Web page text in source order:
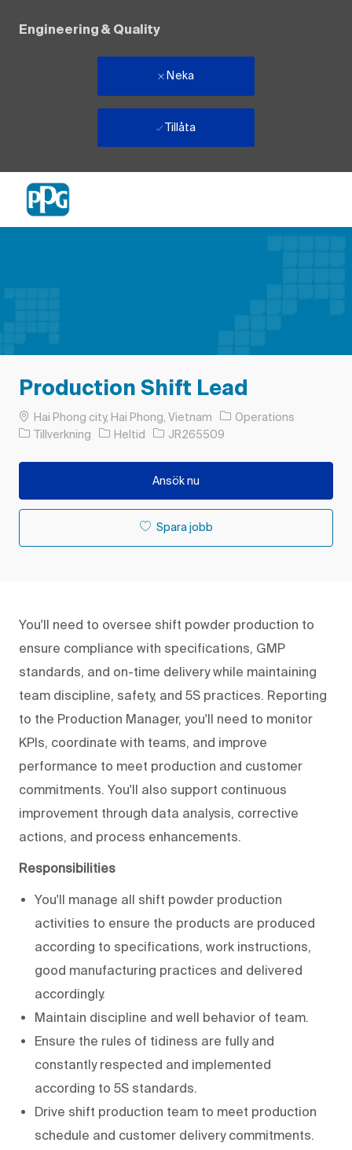
Engineering & Quality
Neka
Tillåta
Production Shift Lead
PlatsHai Phong city, Hai Phong, Vietnam
Operations
Kategori
Tillverkning Typ av jobb
Heltid Jobb-ID
JR265509
Ansök nu
Spara jobb
You'll need to oversee shift powder production to
ensure compliance with specifications, GMP
standards, and on-time delivery while maintaining
team discipline, safety, and 5S practices. Reporting
to the Production Manager, you'll need to monitor
KPIs, coordinate with teams, and improve
performance to meet production and customer
commitments. You'll also support continuous
improvement through data analysis, corrective
actions, and process enhancements.
Responsibilities
You'll manage all shift powder production
activities to ensure the products are produced
according to specifications, work instructions,
good manufacturing practices and delivered
accordingly.
Maintain discipline and well behavior of team.
Ensure the rules of tidiness are fully and
constantly respected and implemented
according to 5S standards.
Drive shift production team to meet production
schedule and customer delivery commitments.